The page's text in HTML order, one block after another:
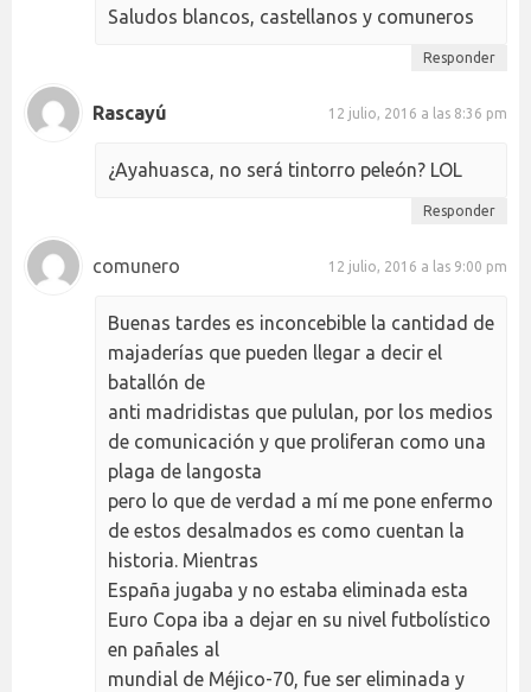
Saludos blancos, castellanos y comuneros
Responder
Rascayú 12 julio, 2016 a las 8:36 pm
¿Ayahuasca, no será tintorro peleón? LOL
Responder
comunero 12 julio, 2016 a las 9:00 pm
Buenas tardes es inconcebible la cantidad de
majaderías que pueden llegar a decir el
batallón de
anti madridistas que pululan, por los medios
de comunicación y que proliferan como una
plaga de langosta
pero lo que de verdad a mí me pone enfermo
de estos desalmados es como cuentan la
historia. Mientras
España jugaba y no estaba eliminada esta
Euro Copa iba a dejar en su nivel futbolístico
en pañales al
mundial de Méjico-70, fue ser eliminada y